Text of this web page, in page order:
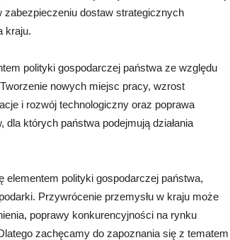
dostaw strategicznych
kraju.
polityki gospodarczej państwa ze względu
nowych miejsc pracy, wzrost
i rozwój technologiczny oraz poprawa
których państwa podejmują działania
elementem polityki gospodarczej państwa,
Przywrócenie przemysłu w kraju może
poprawy konkurencyjności na rynku
zachęcamy do zapoznania się z tematem